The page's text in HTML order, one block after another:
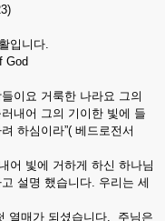
입니다.
God
이요 거룩한 나라요 그의
내어 그의 기이한 빛에 들
하심이라”( 베드로전서
어 빛에 거하게 하신 하나님
설명 했습니다. 우리는 세
열매가 되셨습니다. 주님은